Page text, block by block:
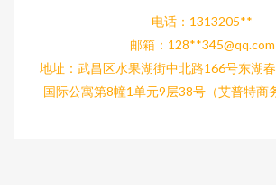
电话：1313205**
邮箱：128**345@qq.com
地址：武昌区水果湖街中北路166号东湖
国际公寓第8幢1单元9层38号（艾普特商